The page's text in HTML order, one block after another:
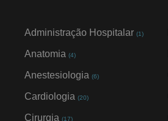
Administração Hospitalar (1)
Anatomia (4)
Anestesiologia (6)
Cardiologia (20)
Cirurgia (17)